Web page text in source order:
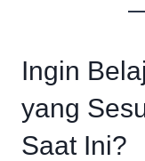
Ingin
yang
Saat Ini?